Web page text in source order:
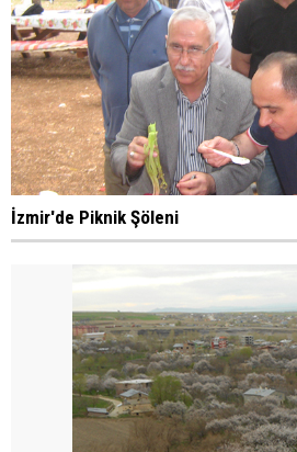
İzmir'de Piknik Şöleni